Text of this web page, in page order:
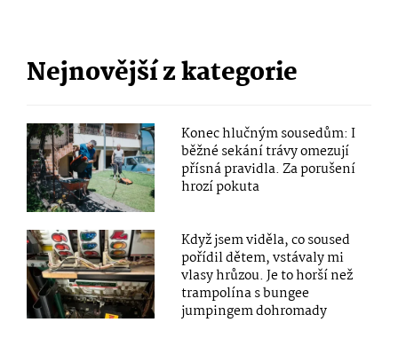
Nejnovější z kategorie
Konec hlučným sousedům: I
běžné sekání trávy omezují
přísná pravidla. Za porušení
hrozí pokuta
Když jsem viděla, co soused
pořídil dětem, vstávaly mi
vlasy hrůzou. Je to horší než
trampolína s bungee
jumpingem dohromady